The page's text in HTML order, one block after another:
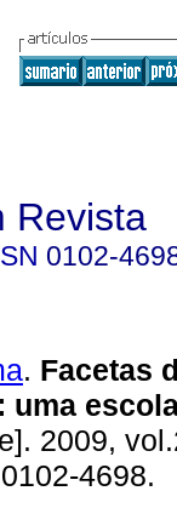
Revista
0102-
. Facetas
uma
2009,
4698.